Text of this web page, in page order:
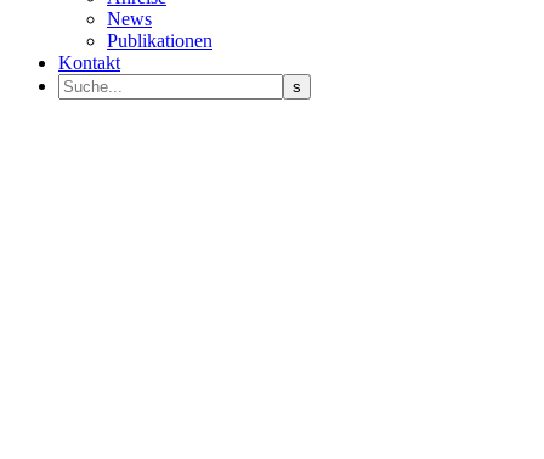
News
Publikationen
Kontakt